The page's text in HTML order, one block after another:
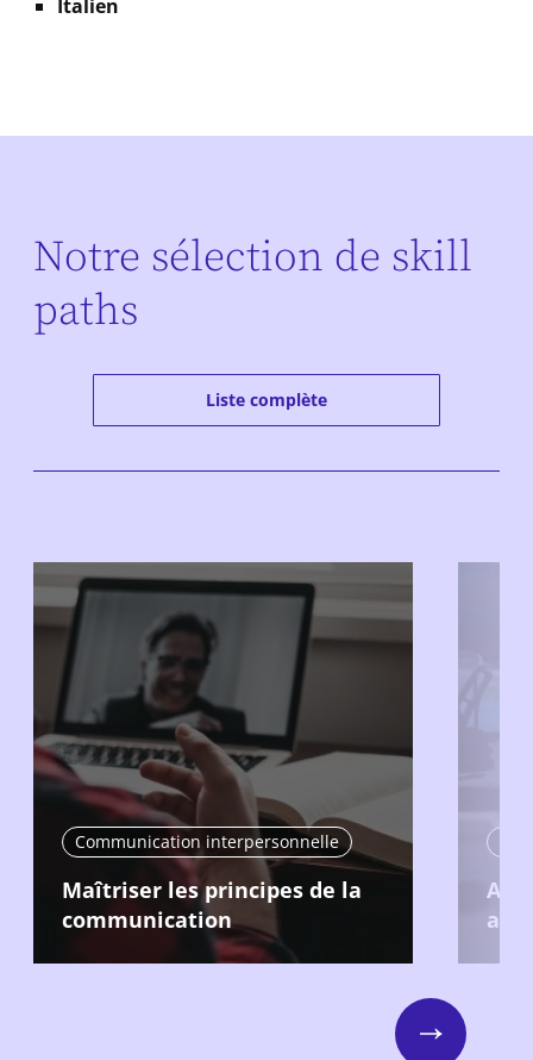
Italien
Notre sélection de skill
paths
Liste complète
Communication interpersonnelle
Maîtriser les principes de la
communication
au
Next